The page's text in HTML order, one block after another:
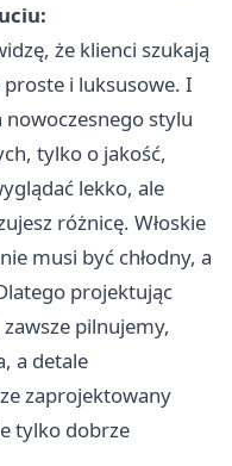
że klienci szukają
proste i luksusowe. I
nowoczesnego stylu
tylko o jakość,
lekko, ale
różnicę. Włoskie
musi być chłodny, a
projektując
pilnujemy,
a detale
zaprojektowany
tylko dobrze